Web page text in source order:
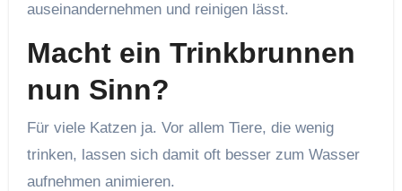
auseinandernehmen und reinigen lässt.
Macht ein Trinkbrunnen
nun Sinn?
Für viele Katzen ja. Vor allem Tiere, die wenig
trinken, lassen sich damit oft besser zum Wasser
aufnehmen animieren.